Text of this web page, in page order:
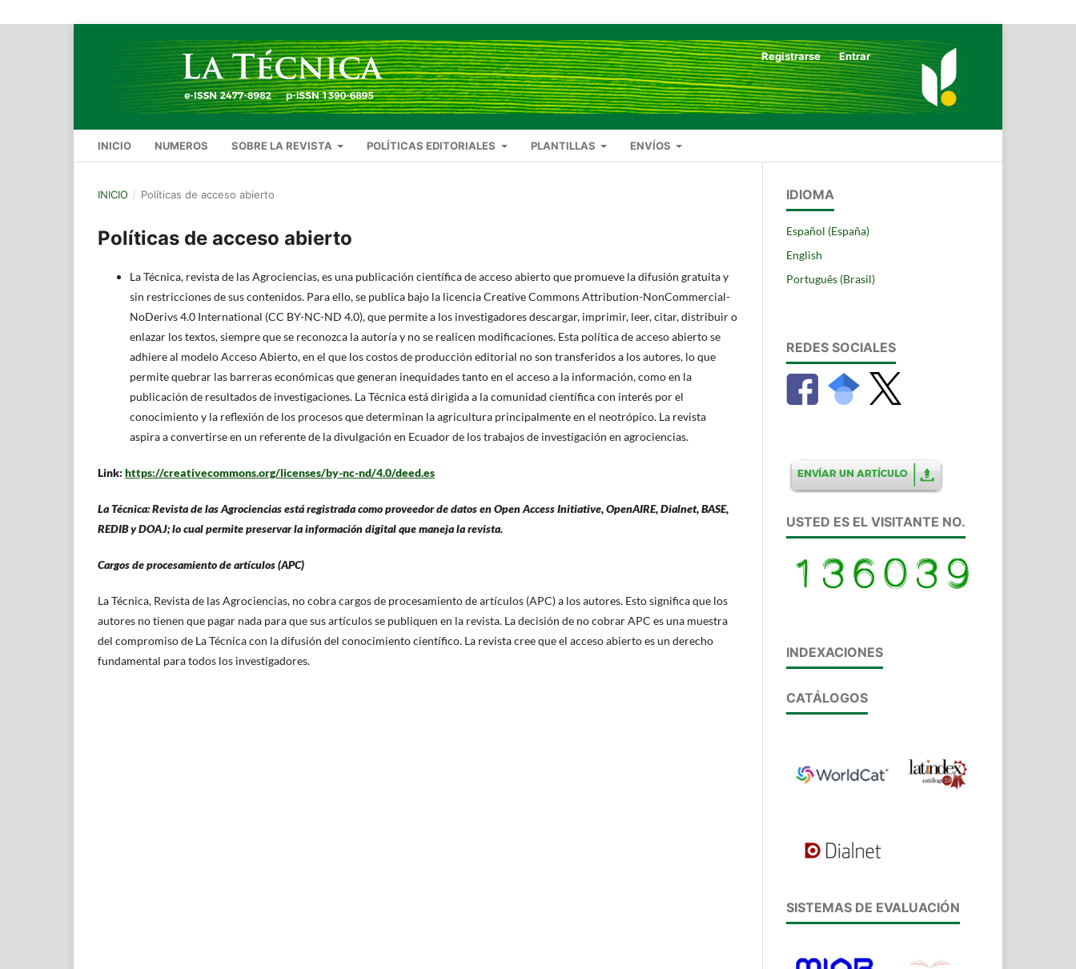
INICIO NUMEROS SOBRE LA REVISTA POLÍTICAS EDITORIALES PLANTILLAS ENVÍOS
Registrarse Entrar
INICIO / Políticas de acceso abierto
Políticas de acceso abierto
La Técnica, revista de las Agrociencias, es una publicación científica de acceso abierto que promueve la difusión gratuita y
sin restricciones de sus contenidos. Para ello, se publica bajo la licencia Creative Commons Attribution-NonCommercial-
NoDerivs 4.0 International (CC BY-NC-ND 4.0), que permite a los investigadores descargar, imprimir, leer, citar, distribuir o
enlazar los textos, siempre que se reconozca la autoría y no se realicen modificaciones. Esta política de acceso abierto se
adhiere al modelo Acceso Abierto, en el que los costos de producción editorial no son transferidos a los autores, lo que
permite quebrar las barreras económicas que generan inequidades tanto en el acceso a la información, como en la
publicación de resultados de investigaciones. La Técnica está dirigida a la comunidad científica con interés por el
conocimiento y la reflexión de los procesos que determinan la agricultura principalmente en el neotrópico. La revista
aspira a convertirse en un referente de la divulgación en Ecuador de los trabajos de investigación en agrociencias.
Link: https://creativecommons.org/licenses/by-nc-nd/4.0/deed.es
La Técnica: Revista de las Agrociencias está registrada como proveedor de datos en Open Access Initiative, OpenAIRE, Dialnet, BASE,
REDIB y DOAJ; lo cual permite preservar la información digital que maneja la revista.
Cargos de procesamiento de artículos (APC)
La Técnica, Revista de las Agrociencias, no cobra cargos de procesamiento de artículos (APC) a los autores. Esto significa que los
autores no tienen que pagar nada para que sus artículos se publiquen en la revista. La decisión de no cobrar APC es una muestra
del compromiso de La Técnica con la difusión del conocimiento científico. La revista cree que el acceso abierto es un derecho
fundamental para todos los investigadores.
IDIOMA
Español (España)
English
Português (Brasil)
REDES SOCIALES
USTED ES EL VISITANTE NO.
INDEXACIONES
CATÁLOGOS
SISTEMAS DE EVALUACIÓN